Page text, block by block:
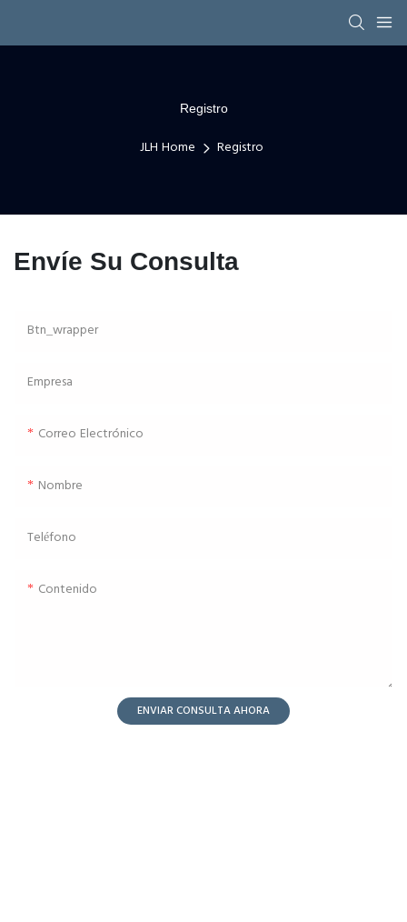
Registro
JLH Home Registro
Envíe Su Consulta
Btn_wrapper
Empresa
Correo Electrónico
Nombre
Teléfono
Contenido
ENVIAR CONSULTA AHORA